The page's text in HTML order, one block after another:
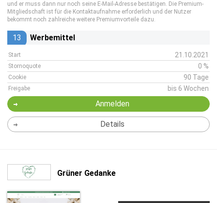
und er muss dann nur noch seine E-Mail-Adresse bestätigen. Die Premium-
Mitgliedschaft ist für die Kontaktaufnahme erforderlich und der Nutzer
bekommt noch zahlreiche weitere Premiumvorteile dazu.
13 Werbemittel
Start 21.10.2021
Stornoquote 0 %
Cookie 90 Tage
Freigabe bis 6 Wochen
Anmelden
Details
Grüner Gedanke